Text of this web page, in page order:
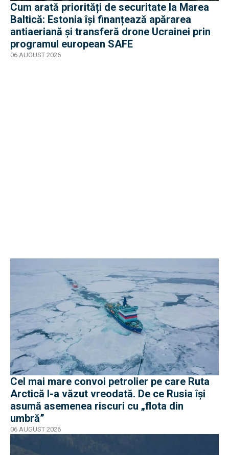
Cum arată priorități de securitate la Marea
Baltică: Estonia își finanțează apărarea
antiaeriană și transferă drone Ucrainei prin
programul european SAFE
06 AUGUST 2026
Cel mai mare convoi petrolier pe care Ruta
Arctică l-a văzut vreodată. De ce Rusia își
asumă asemenea riscuri cu „flota din
umbră”
06 AUGUST 2026